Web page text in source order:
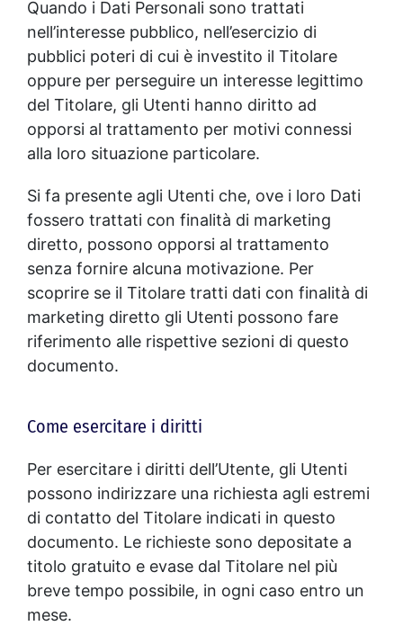
Quando i Dati Personali sono trattati
nell’interesse pubblico, nell’esercizio di
pubblici poteri di cui è investito il Titolare
oppure per perseguire un interesse legittimo
del Titolare, gli Utenti hanno diritto ad
opporsi al trattamento per motivi connessi
alla loro situazione particolare.
Si fa presente agli Utenti che, ove i loro Dati
fossero trattati con finalità di marketing
diretto, possono opporsi al trattamento
senza fornire alcuna motivazione. Per
scoprire se il Titolare tratti dati con finalità di
marketing diretto gli Utenti possono fare
riferimento alle rispettive sezioni di questo
documento.
Come esercitare i diritti
Per esercitare i diritti dell’Utente, gli Utenti
possono indirizzare una richiesta agli estremi
di contatto del Titolare indicati in questo
documento. Le richieste sono depositate a
titolo gratuito e evase dal Titolare nel più
breve tempo possibile, in ogni caso entro un
mese.